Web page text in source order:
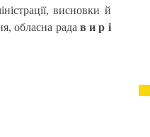
висновки й
обласна рада в и р і